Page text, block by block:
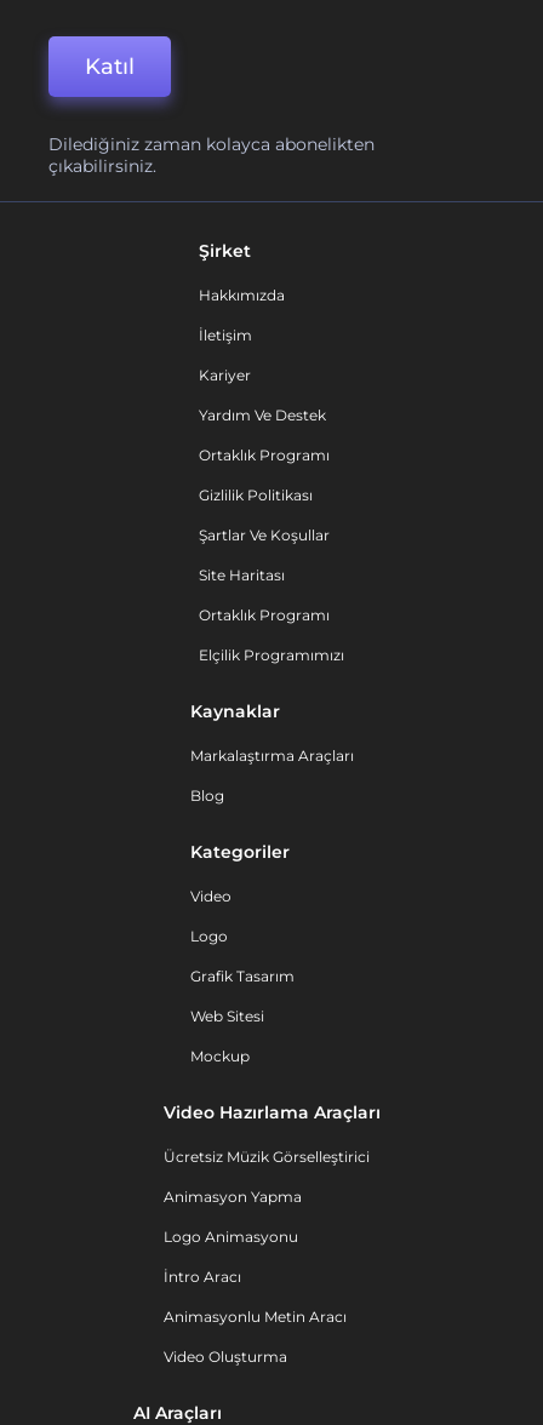
Katıl
Dilediğiniz zaman kolayca abonelikten
çıkabilirsiniz.
Şirket
Hakkımızda
İletişim
Kariyer
Yardım Ve Destek
Ortaklık Programı
Gizlilik Politikası
Şartlar Ve Koşullar
Site Haritası
Ortaklık Programı
Elçilik Programımızı
Kaynaklar
Markalaştırma Araçları
Blog
Kategoriler
Video
Logo
Grafik Tasarım
Web Sitesi
Mockup
Video Hazırlama Araçları
Ücretsiz Müzik Görselleştirici
Animasyon Yapma
Logo Animasyonu
İntro Aracı
Animasyonlu Metin Aracı
Video Oluşturma
AI Araçları